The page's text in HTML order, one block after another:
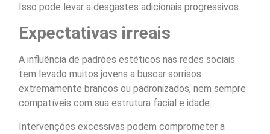
Isso pode levar a desgastes adicionais progressivos.
Expectativas irreais
A influência de padrões estéticos nas redes sociais
tem levado muitos jovens a buscar sorrisos
extremamente brancos ou padronizados, nem sempre
compatíveis com sua estrutura facial e idade.
Intervenções excessivas podem comprometer a